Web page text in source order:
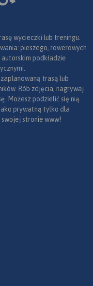
wycieczki lub treningu.
pieszego, rowerowych
podkładzie
trasą lub
Rób zdjęcia, nagrywaj
Możesz podzielić się nią
prywatną tylko dla
stronie www!